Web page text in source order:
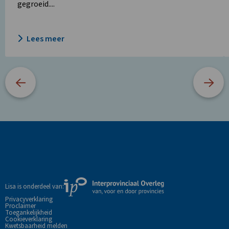
gegroeid....
Lees meer
Lisa is onderdeel van:
Externe
link
Privacyverklaring
Proclaimer
Toegankelijkheid
Cookieverklaring
Kwetsbaarheid melden